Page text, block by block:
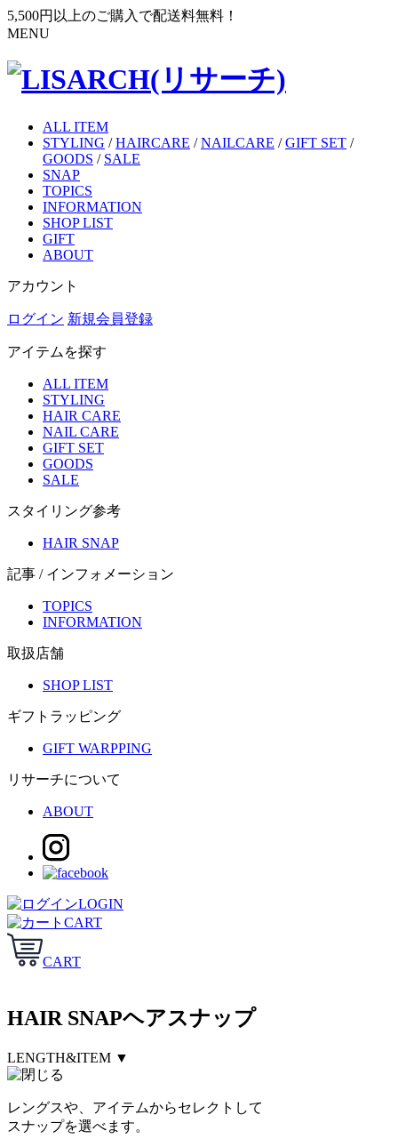
5,500円以上のご購入で配送料無料！
MENU
ALL ITEM
STYLING /HAIRCARE /NAILCARE /GIFT SET /
GOODS / SALE
SNAP
TOPICS
INFORMATION
SHOP LIST
GIFT
ABOUT
アカウント
ログイン 新規会員登録
アイテムを探す
ALL ITEM
STYLING
HAIR CARE
NAIL CARE
GIFT SET
GOODS
SALE
スタイリング参考
HAIR SNAP
記事 / インフォメーション
TOPICS
INFORMATION
取扱店舗
SHOP LIST
ギフトラッピング
GIFT WARPPING
リサーチについて
ABOUT
LOGIN
CART
CART
HAIR SNAPヘアスナップ
LENGTH&ITEM ▼
レングスや、アイテムからセレクトして
スナップを選べます。